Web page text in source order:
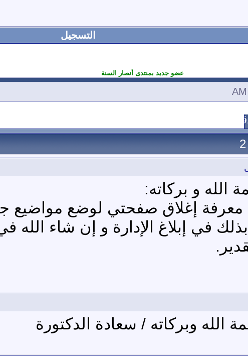
التسجيل
عضو جديد بمنتدى أنصار السنة
2
الله و بركاته:
إغلاق صفحتي لوضع مواضيع
في إبلاغ الإدارة و إن شاء الله
الله وبركاته / سعادة الدكتورة